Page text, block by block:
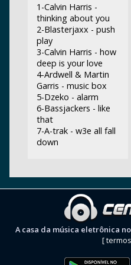
1-Calvin Harris -
thinking about you
2-Blasterjaxx - push
play
3-Calvin Harris - how
deep is your love
4-Ardwell & Martin
Garris - music box
5-Dzeko - alarm
6-Bassjackers - like
that
7-A-trak - w3e all fall
down
A casa da música eletrônica
[